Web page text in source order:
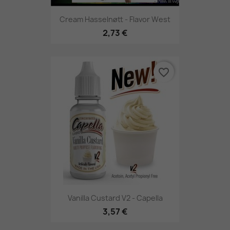
Cream Hasselnøtt - Flavor West
2,73 €
Vanilla Custard V2 - Capella
3,57 €
favorite_border